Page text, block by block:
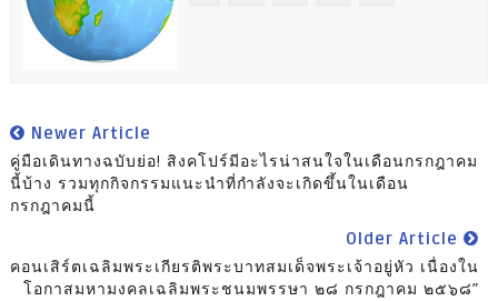
Newer Article
คู่มือเดินทางฉบับย่อ! สิงคโปร์มีอะไรน่าสนใจในเดือนกรกฎาคม
นี้บ้าง รวมทุกกิจกรรมแนะนำที่กำลังจะเกิดขึ้นในเดือน
กรกฎาคมนี้
Older Article
คอนเสิร์ตเฉลิมพระเกียรติพระบาทสมเด็จพระเจ้าอยู่หัว เนื่องใน
โอกาสมหามงคลเฉลิมพระชนมพรรษา ๒๘ กรกฎาคม ๒๕๖๘”